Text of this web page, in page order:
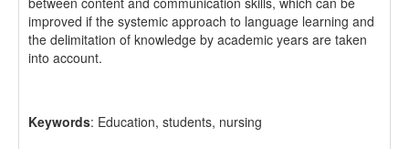
improved if the systemic approach to language learning and
the delimitation of knowledge by academic years are taken
into account.
Keywords: Education, students, nursing